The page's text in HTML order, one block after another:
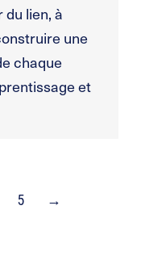
lien, à
une
chaque
et
5 →